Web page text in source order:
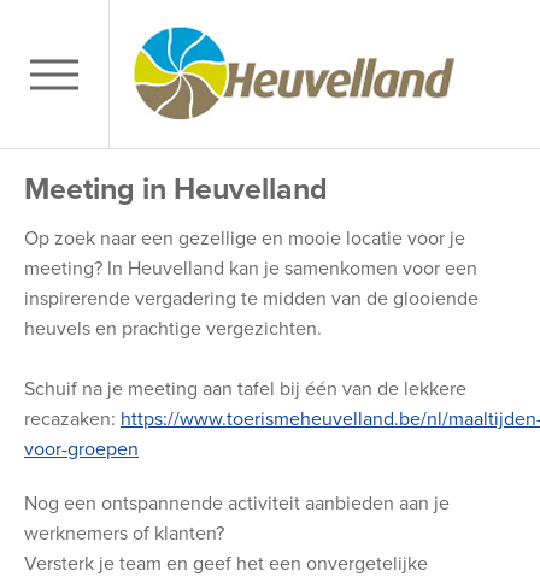
Meeting in Heuvelland
Op zoek naar een gezellige en mooie locatie voor je
meeting? In Heuvelland kan je samenkomen voor een
inspirerende vergadering te midden van de glooiende
heuvels en prachtige vergezichten.
Schuif na je meeting aan tafel bij één van de lekkere
recazaken: https://www.toerismeheuvelland.be/nl/
voor-groepen
Nog een ontspannende activiteit aanbieden aan je
werknemers of klanten?
Versterk je team en geef het een onvergetelijke